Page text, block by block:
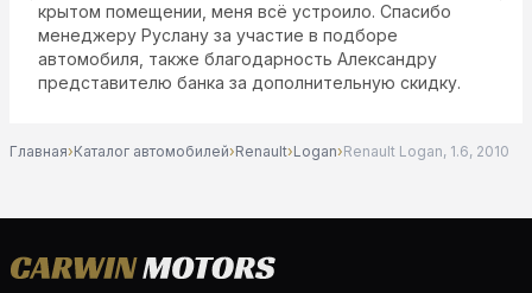
крытом помещении, меня всё устроило. Спасибо
менеджеру Руслану за участие в подборе
автомобиля, также благодарность Александру
представителю банка за дополнительную скидку.
Главная›Каталог автомобилей›Renault›Logan›Renault Logan, 1.6, 2010